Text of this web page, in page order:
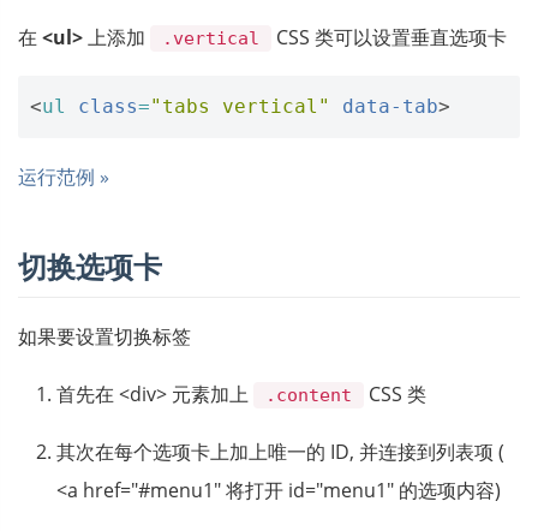
在 <ul>上添加 .vertical CSS 类可以设置垂直选项卡
<ul class="tabs vertical" data-tab>
运行范例 »
切换选项卡
如果要设置切换标签
首先在 <div> 元素加上 .content CSS 类
其次在每个选项卡上加上唯一的 ID, 并连接到列表项 (
<a href="#menu1" 将打开 id="menu1" 的选项内容)